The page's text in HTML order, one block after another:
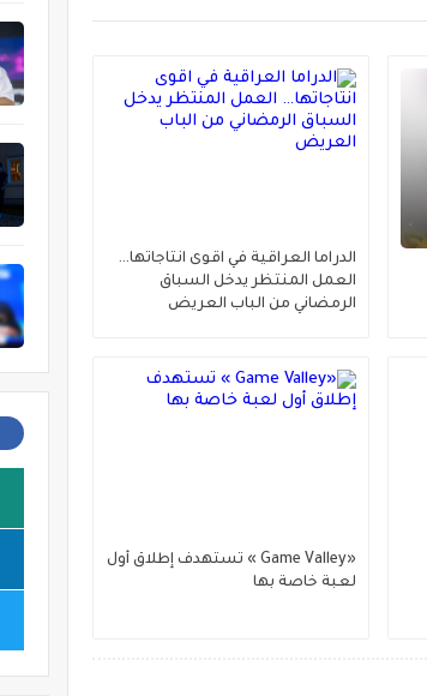
الدراما العراقية في اقوى انتاجاتها…
العمل المنتظر يدخل السباق
الرمضاني من الباب العريض
«Game Valley » تستهدف إطلاق أول
لعبة خاصة بها